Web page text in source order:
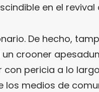
en el revival
De hecho,
crooner
pericia a lo
los medios de